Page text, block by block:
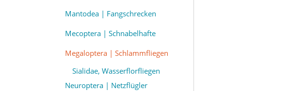
Mantodea | Fangschrecken
Mecoptera | Schnabelhafte
Megaloptera | Schlammfliegen
Sialidae, Wasserflorfliegen
Neuroptera | Netzflügler